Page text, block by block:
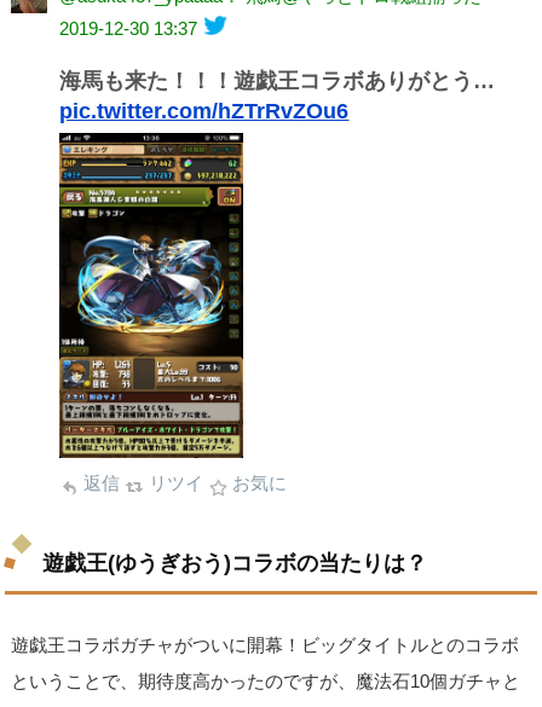
2019-12-30 13:37
海馬も来た！！！遊戯王コラボありがとう…
pic.twitter.com/hZTrRvZOu6
返信 リツイ お気に
遊戯王(ゆうぎおう)コラボの当たりは？
遊戯王コラボガチャがついに開幕！ビッグタイトルとのコラボ
ということで、期待度高かったのですが、魔法石10個ガチャと